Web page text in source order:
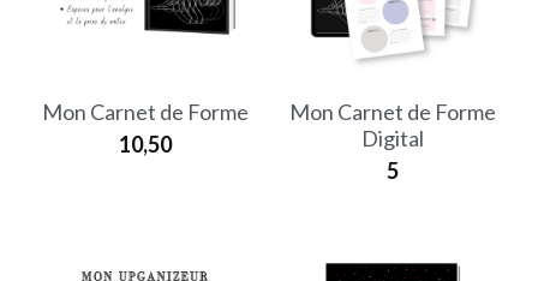
Mon Carnet de Forme
10,50
Mon Carnet de Forme
Digital
5